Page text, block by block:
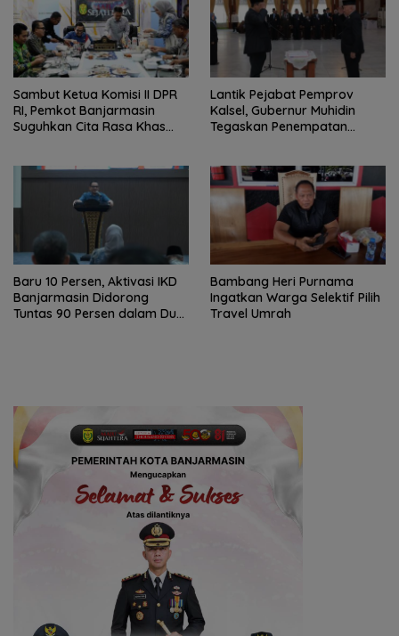
Sambut Ketua Komisi II DPR
RI, Pemkot Banjarmasin
Suguhkan Cita Rasa Khas
Lantik Pejabat Pemprov
Kalsel, Gubernur Muhidin
Tegaskan Penempatan
Baru 10 Persen, Aktivasi IKD
Banjarmasin Didorong
Tuntas 90 Persen dalam Dua
Bambang Heri Purnama
Ingatkan Warga Selektif Pilih
Travel Umrah